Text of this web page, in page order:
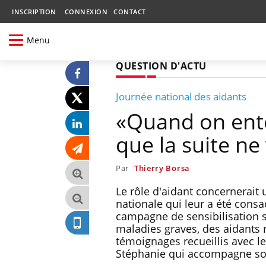
INSCRIPTION CONNEXION CONTACT
Menu
QUESTION D'ACTU
Journée national des aidants
«Quand on
que la suite
Par Thierry Borsa
Le rôle d'aidant concernerait
nationale qui leur a été
campagne de sensibilisation
maladies graves, des
témoignages recueillis avec
Stéphanie qui accompagne